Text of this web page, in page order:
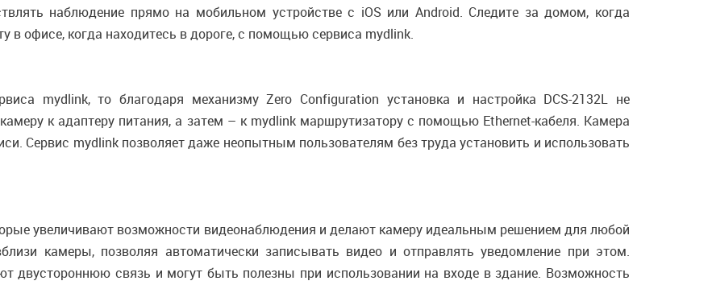
наблюдение прямо на мобильном устройстве с iOS или Android. Следите за домом, когда
в офисе, когда находитесь в дороге, с помощью сервиса mydlink.
mydlink, то благодаря механизму Zero Configuration установка и настройка DCS-2132L не
к адаптеру питания, а затем – к mydlink маршрутизатору с помощью Ethernet-кабеля. Камера
Сервис mydlink позволяет даже неопытным пользователям без труда установить и использовать
увеличивают возможности видеонаблюдения и делают камеру идеальным решением для любой
камеры, позволяя автоматически записывать видео и отправлять уведомление при этом.
двустороннюю связь и могут быть полезны при использовании на входе в здание. Возможность